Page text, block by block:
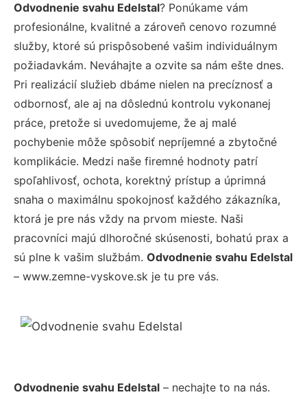
Odvodnenie svahu Edelstal? Ponúkame vám
profesionálne, kvalitné a zároveň cenovo rozumné
služby, ktoré sú prispôsobené vašim individuálnym
požiadavkám. Neváhajte a ozvite sa nám ešte dnes.
Pri realizácií služieb dbáme nielen na precíznosť a
odbornosť, ale aj na dôslednú kontrolu vykonanej
práce, pretože si uvedomujeme, že aj malé
pochybenie môže spôsobiť nepríjemné a zbytočné
komplikácie. Medzi naše firemné hodnoty patrí
spoľahlivosť, ochota, korektný prístup a úprimná
snaha o maximálnu spokojnosť každého zákazníka,
ktorá je pre nás vždy na prvom mieste. Naši
pracovníci majú dlhoročné skúsenosti, bohatú prax a
sú plne k vašim službám. Odvodnenie svahu Edelstal
– www.zemne-vyskove.sk je tu pre vás.
Odvodnenie svahu Edelstal – nechajte to na nás.